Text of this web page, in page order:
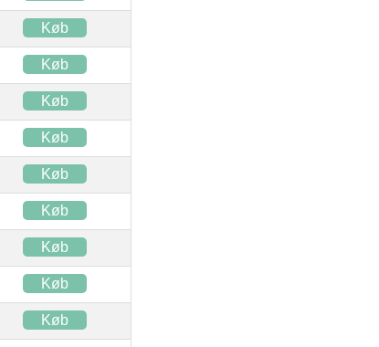
Køb
Køb
Køb
Køb
Køb
Køb
Køb
Køb
Køb